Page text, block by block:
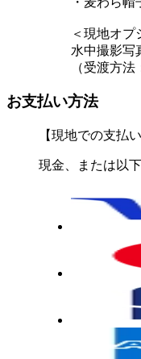
＜現地オプ
水中撮影写
（受渡方
お支払い方法
【現地での支払い
現金、または以